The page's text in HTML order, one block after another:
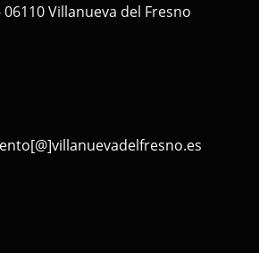
06110 Villanueva del Fresno